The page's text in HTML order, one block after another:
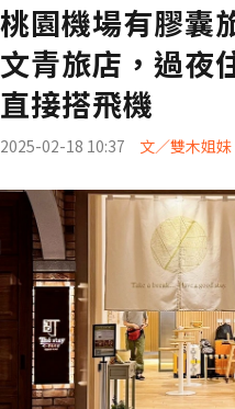
桃園機場有膠囊
文青旅店，過夜
直接搭飛機
2025-02-18 10:37 文／雙木姐妹